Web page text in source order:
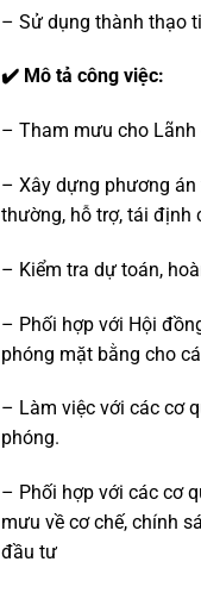
– Sử dụng thành thạo
✔️ Mô tả công việc:
– Tham mưu cho
– Xây dựng phương
thường, hỗ trợ, tái định
– Kiểm tra dự toán,
– Phối hợp với Hội
phóng mặt bằng cho
– Làm việc với các cơ
phóng.
– Phối hợp với các cơ
mưu về cơ chế, chính
đầu tư